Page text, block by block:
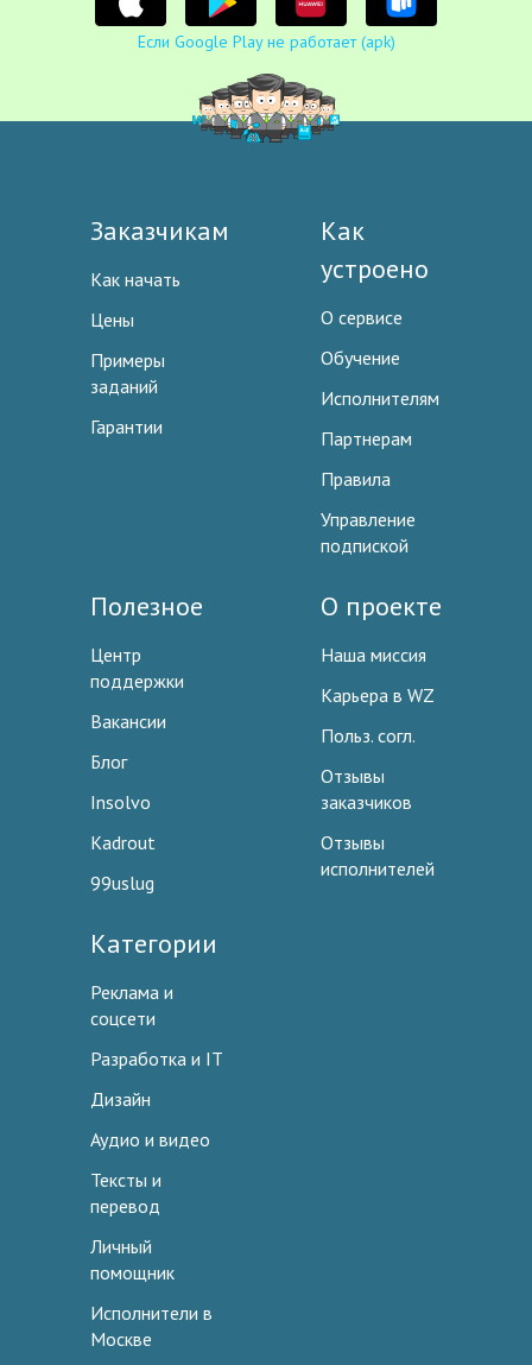
Если Google Play не работает (apk)
Заказчикам
Как начать
Цены
Примеры
заданий
Гарантии
Как
устроено
О сервисе
Обучение
Исполнителям
Партнерам
Правила
Управление
подпиской
Полезное
Центр
поддержки
Вакансии
Блог
Insolvo
Kadrout
99uslug
О проекте
Наша миссия
Карьера в WZ
Польз. согл.
Отзывы
заказчиков
Отзывы
исполнителей
Категории
Реклама и
соцсети
Разработка и IT
Дизайн
Аудио и видео
Тексты и
перевод
Личный
помощник
Исполнители в
Москве